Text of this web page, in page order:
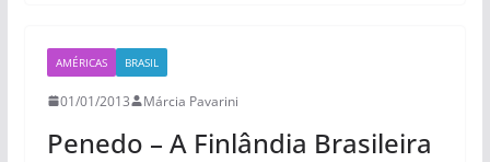
AMÉRICAS BRASIL
01/01/2013 Márcia Pavarini
Penedo – A Finlândia Brasileira